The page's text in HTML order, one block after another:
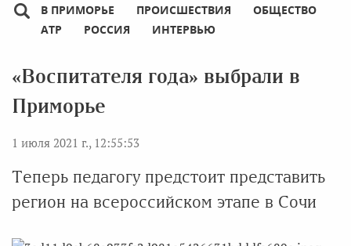
В ПРИМОРЬЕ ПРОИСШЕСТВИЯ
ОБЩЕСТВО
АТР
РОССИЯ ИНТЕРВЬЮ
«Воспитателя года» выбрали в
Приморье
1 июля 2021 г., 12:55:53
Теперь педагогу предстоит представить
регион на всероссийском этапе в Сочи